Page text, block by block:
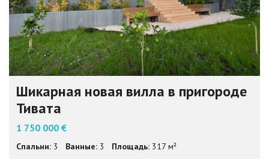
Шикарная новая вилла в пригороде
Тивата
1 750 000 €
Спальни: 3 Ванные: 3 Площадь: 317 м²